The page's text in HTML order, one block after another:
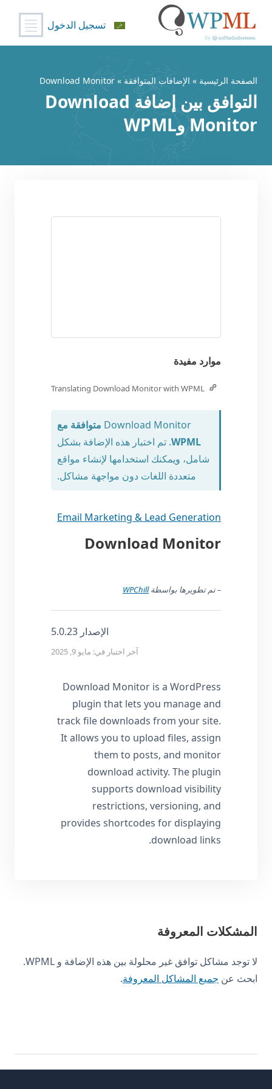
المحتوى
تسجيل الدخول
الصفحة الرئيسية » الإضافات المتوافقة » Download Monitor
التوافق بين إضافة Download
Monitor وWPML
موارد مفيدة
Translating Download Monitor with WPML
Download Monitor متوافقة مع
WPML. تم اختبار هذه الإضافة بشكل
شامل، ويمكنك استخدامها لإنشاء مواقع
متعددة اللغات دون مواجهة مشاكل.
Email Marketing & Lead Generation
Download Monitor
– تم تطويرها بواسطةWPChill
الإصدار 5.0.23
آخر اختبار في: مايو 9, 2025
Download Monitor is a WordPress
plugin that lets you manage and
track file downloads from your site.
It allows you to upload files, assign
them to posts, and monitor
download activity. The plugin
supports download visibility
restrictions, versioning, and
provides shortcodes for displaying
download links.
المشكلات المعروفة
لا توجد مشاكل توافق غير محلولة بين هذه الإضافة و WPML.
ابحث عن جميع المشاكل المعروفة.